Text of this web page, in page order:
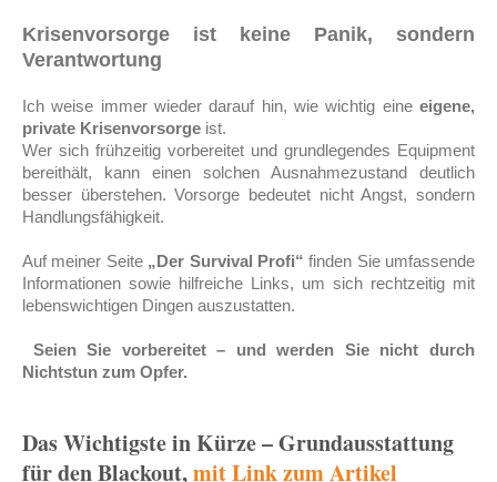
Krisenvorsorge ist keine Panik, sondern
Verantwortung
Ich weise immer wieder darauf hin, wie wichtig eine eigene,
private Krisenvorsorge ist.
Wer sich frühzeitig vorbereitet und grundlegendes Equipment
bereithält, kann einen solchen Ausnahmezustand deutlich
besser überstehen. Vorsorge bedeutet nicht Angst, sondern
Handlungsfähigkeit.
Auf meiner Seite „Der Survival Profi“ finden Sie umfassende
Informationen sowie hilfreiche Links, um sich rechtzeitig mit
lebenswichtigen Dingen auszustatten.
Seien Sie vorbereitet – und werden Sie nicht durch
Nichtstun zum Opfer.
Das Wichtigste in Kürze – Grundausstattung
für den Blackout,mit Link zum Artikel